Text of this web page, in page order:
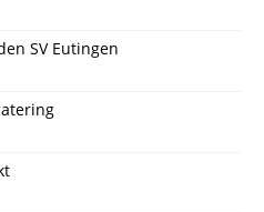
SV Eutingen